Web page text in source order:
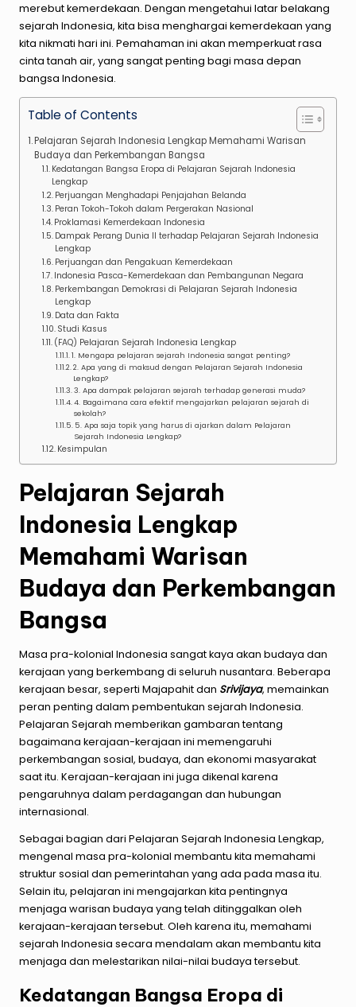
merebut kemerdekaan. Dengan mengetahui latar belakang
sejarah Indonesia, kita bisa menghargai kemerdekaan yang
kita nikmati hari ini. Pemahaman ini akan memperkuat rasa
cinta tanah air, yang sangat penting bagi masa depan
bangsa Indonesia.
Table of Contents
Pelajaran Sejarah Indonesia Lengkap Memahami Warisan
Budaya dan Perkembangan Bangsa
Kedatangan Bangsa Eropa di Pelajaran Sejarah Indonesia
Lengkap
Perjuangan Menghadapi Penjajahan Belanda
Peran Tokoh-Tokoh dalam Pergerakan Nasional
Proklamasi Kemerdekaan Indonesia
Dampak Perang Dunia II terhadap Pelajaran Sejarah Indonesia
Lengkap
Perjuangan dan Pengakuan Kemerdekaan
Indonesia Pasca-Kemerdekaan dan Pembangunan Negara
Perkembangan Demokrasi di Pelajaran Sejarah Indonesia
Lengkap
Data dan Fakta
Studi Kasus
(FAQ) Pelajaran Sejarah Indonesia Lengkap
1. Mengapa pelajaran sejarah Indonesia sangat penting?
2. Apa yang di maksud dengan Pelajaran Sejarah Indonesia
Lengkap?
3. Apa dampak pelajaran sejarah terhadap generasi muda?
4. Bagaimana cara efektif mengajarkan pelajaran sejarah di
sekolah?
5. Apa saja topik yang harus di ajarkan dalam Pelajaran
Sejarah Indonesia Lengkap?
Kesimpulan
Pelajaran Sejarah
Indonesia Lengkap
Memahami Warisan
Budaya dan Perkembangan
Bangsa
Masa pra-kolonial Indonesia sangat kaya akan budaya dan
kerajaan yang berkembang di seluruh nusantara. Beberapa
kerajaan besar, seperti Majapahit dan Srivijaya, memainkan
peran penting dalam pembentukan sejarah Indonesia.
Pelajaran Sejarah memberikan gambaran tentang
bagaimana kerajaan-kerajaan ini memengaruhi
perkembangan sosial, budaya, dan ekonomi masyarakat
saat itu. Kerajaan-kerajaan ini juga dikenal karena
pengaruhnya dalam perdagangan dan hubungan
internasional.
Sebagai bagian dari Pelajaran Sejarah Indonesia Lengkap,
mengenal masa pra-kolonial membantu kita memahami
struktur sosial dan pemerintahan yang ada pada masa itu.
Selain itu, pelajaran ini mengajarkan kita pentingnya
menjaga warisan budaya yang telah ditinggalkan oleh
kerajaan-kerajaan tersebut. Oleh karena itu, memahami
sejarah Indonesia secara mendalam akan membantu kita
menjaga dan melestarikan nilai-nilai budaya tersebut.
Kedatangan Bangsa Eropa di